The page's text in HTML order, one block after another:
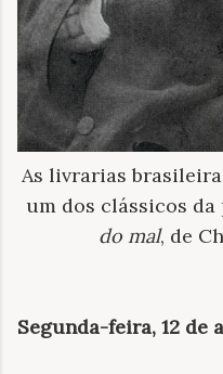
As livrarias
um dos clássicos da
do mal, de
Segunda-feira, 12 de